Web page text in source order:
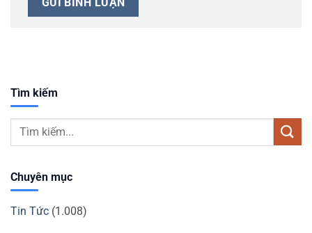
Tìm kiếm
Chuyên mục
Tin Tức (1.008)